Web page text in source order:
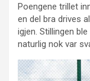
Poengene trillet
en del bra drives
igjen. Stillingen
naturlig nok var